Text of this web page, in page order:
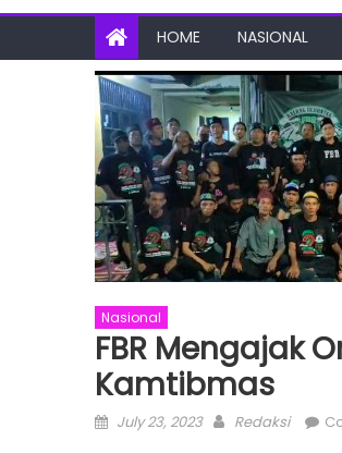
HOME NASIONAL
Nasional
FBR Mengajak
Kamtibmas
Posted
July 23, 2023 Author
Redaksi